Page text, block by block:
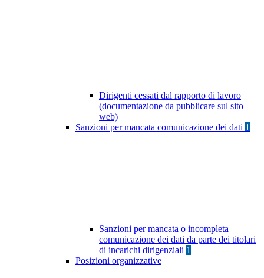
Dirigenti cessati dal rapporto di lavoro
(documentazione da pubblicare sul sito
web)
Sanzioni per mancata comunicazione dei dati 1
Sanzioni per mancata o incompleta
comunicazione dei dati da parte dei titolari
di incarichi dirigenziali 1
Posizioni organizzative